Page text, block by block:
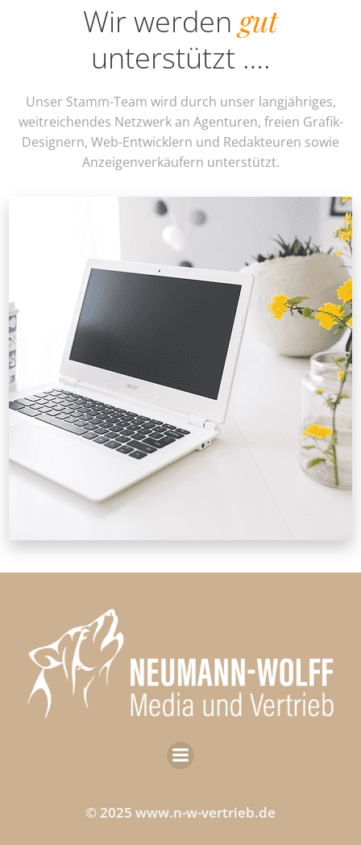
Wir werdengut
unterstützt ….
Unser Stamm-Team wird durch unser langjähriges,
weitreichendes Netzwerk an Agenturen, freien Grafik-
Designern, Web-Entwicklern und Redakteuren sowie
Anzeigenverkäufern unterstützt.
© 2025 www.n-w-vertrieb.de